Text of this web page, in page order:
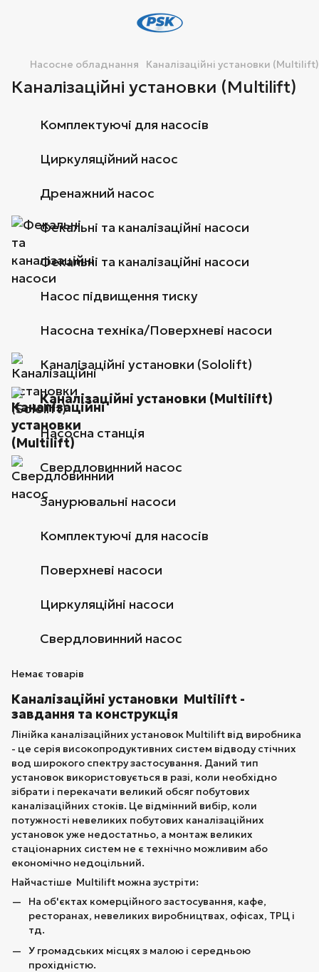
Насосне обладнання Каналізаційні установки (Multilift)
Каналізаційні установки (Multilift)
Комплектуючі для насосів
Циркуляційний насос
Дренажний насос
Фекальні та каналізаційні насоси
Фекальні та каналізаційні насоси
Насос підвищення тиску
Насосна техніка/Поверхневі насоси
Каналізаційні установки (Sololift)
Каналізаційні установки (Multilift)
Насосна станція
Свердловинний насос
Занурювальні насоси
Комплектуючі для насосів
Поверхневі насоси
Циркуляційні насоси
Свердловинний насос
Немає товарів
Каналізаційні установки Multilift -
завдання та конструкція
Лінійка каналізаційних установок Multilift від виробника
- це серія високопродуктивних систем відводу стічних
вод широкого спектру застосування. Даний тип
установок використовується в разі, коли необхідно
зібрати і перекачати великий обсяг побутових
каналізаційних стоків. Це відмінний вибір, коли
потужності невеликих побутових каналізаційних
установок уже недостатньо, а монтаж великих
стаціонарних систем не є технічно можливим або
економічно недоцільний.
Найчастіше Multilift можна зустріти:
На об'єктах комерційного застосування, кафе,
ресторанах, невеликих виробництвах, офісах, ТРЦ і
тд.
У громадських місцях з малою і середньою
прохідністю.